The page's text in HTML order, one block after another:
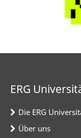
ERG
Die ERG
Über uns